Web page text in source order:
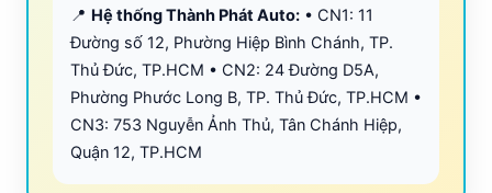
📍 Hệ thống Thành Phát Auto: • CN1: 11
Đường số 12, Phường Hiệp Bình Chánh, TP.
Thủ Đức, TP.HCM • CN2: 24 Đường D5A,
Phường Phước Long B, TP. Thủ Đức, TP.HCM •
CN3: 753 Nguyễn Ảnh Thủ, Tân Chánh Hiệp,
Quận 12, TP.HCM